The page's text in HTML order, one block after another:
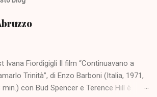
Ivana Fiordigigli Il film “Continuavano a
Trinità”, di Enzo Barboni (Italia, 1971,
min.) con Bud Spencer e Terence Hill è